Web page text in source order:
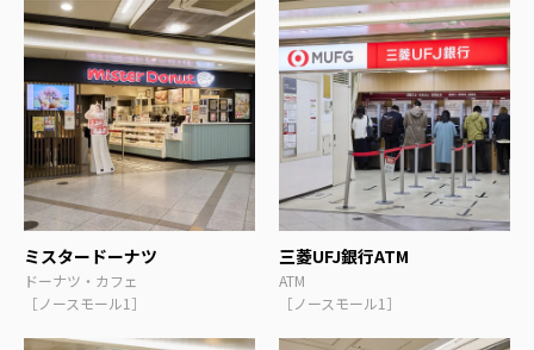
ミスタードーナツ
ドーナツ・カフェ
［ノースモール1］
三菱UFJ銀行ATM
ATM
［ノースモール1］